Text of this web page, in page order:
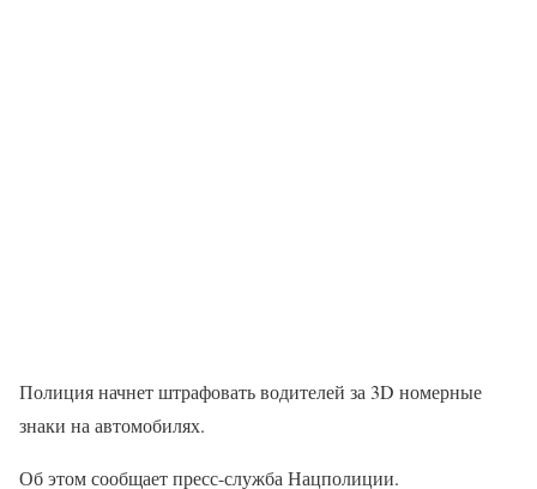
Полиция начнет штрафовать водителей за 3D номерные
знаки на автомобилях.
Об этом сообщает пресс-служба Нацполиции.